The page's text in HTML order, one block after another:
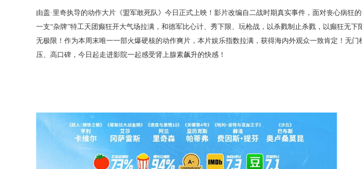
由盖·里奇执导的动作大片《盟军敢死队》今日正式上映！影片改编自二战时期真实事件，面对丧心病狂的
一支“杂牌”特工天团癫狂开大气场拉满，和德军比心计、秀下限、玩枪战，以杀戮制止杀戮，以癫狂无下
无极限！作为本周末唯一一部火爆硬核的动作爽片，本片娱乐指数拉满，获得海内外观众一致肯定！无门
压、高口碑，今日起走进影院一起感受肾上腺素飙升的快感！